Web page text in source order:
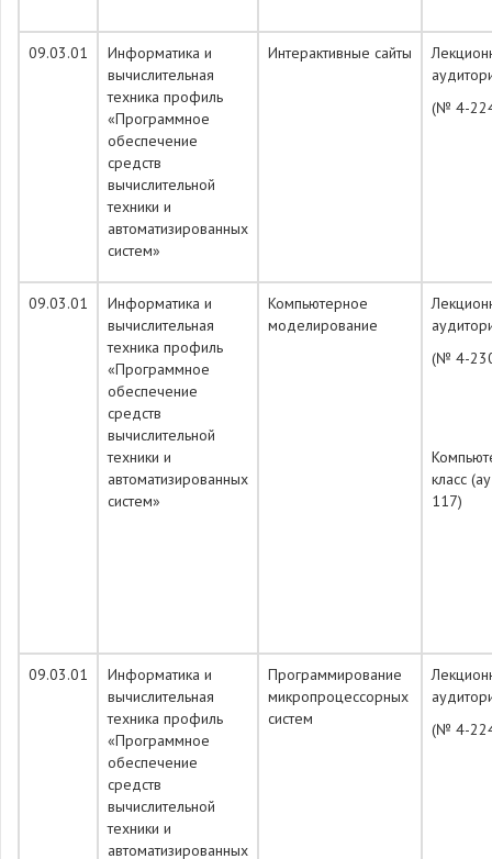
09.03.01
Информатика и
вычислительная
техника профиль
«Программное
обеспечение
средств
вычислительной
техники и
автоматизированных
систем»
Интерактивные сайты
(№ 4-
09.03.01
Информатика и
вычислительная
техника профиль
«Программное
обеспечение
средств
вычислительной
техники и
автоматизированных
систем»
Компьютерное
моделирование
(№ 4-
класс
117)
09.03.01
Информатика и
вычислительная
техника профиль
«Программное
обеспечение
средств
вычислительной
техники и
автоматизированных
Программирование
микропроцессорных
систем
(№ 4-